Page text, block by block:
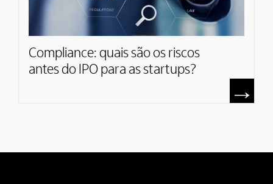
Compliance: quais são os riscos
antes do IPO para as startups?